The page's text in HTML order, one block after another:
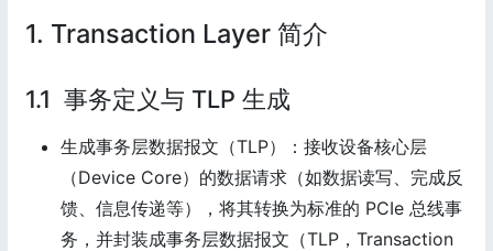
1. Transaction Layer 简介
1.1 事务定义与 TLP 生成
生成事务层数据报文（TLP）：接收设备核心层
（Device Core）的数据请求（如数据读写、完成反
馈、信息传递等），将其转换为标准的 PCIe 总线事
务，并封装成事务层数据报文（TLP，Transaction